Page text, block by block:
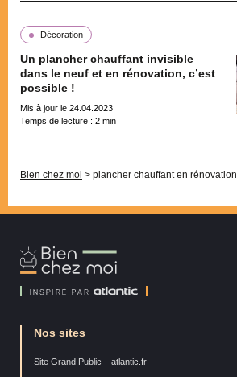
Décoration
Un plancher chauffant invisible
dans le neuf et en rénovation, c’est
possible !
Mis à jour le 24.04.2023
Temps de lecture : 2 min
Bien chez moi > plancher chauffant en rénovation
Bien
Chez
Nos sites
Site Grand Public – atlantic.fr